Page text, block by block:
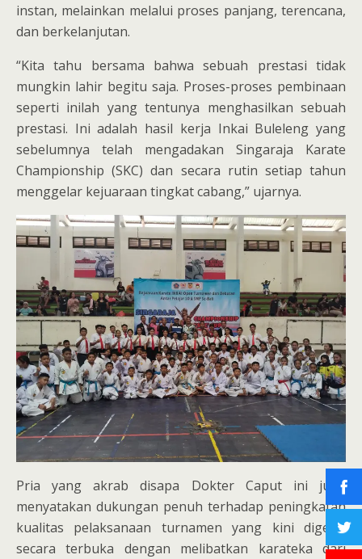
instan, melainkan melalui proses panjang, terencana,
dan berkelanjutan.
“Kita tahu bersama bahwa sebuah prestasi tidak
mungkin lahir begitu saja. Proses-proses pembinaan
seperti inilah yang tentunya menghasilkan sebuah
prestasi. Ini adalah hasil kerja Inkai Buleleng yang
sebelumnya telah mengadakan Singaraja Karate
Championship (SKC) dan secara rutin setiap tahun
menggelar kejuaraan tingkat cabang,” ujarnya.
Pria yang akrab disapa Dokter Caput ini juga
menyatakan dukungan penuh terhadap peningkatan
kualitas pelaksanaan turnamen yang kini digelar
secara terbuka dengan melibatkan karateka dari